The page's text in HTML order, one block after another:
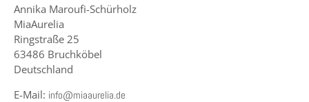
Annika Maroufi-Schürholz
MiaAurelia
Ringstraße 25
63486 Bruchköbel
Deutschland
E-Mail: info@miaaurelia.de